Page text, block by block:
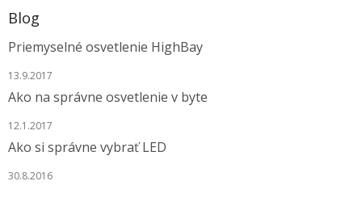
Blog
Priemyselné osvetlenie HighBay
13.9.2017
Ako na správne osvetlenie v byte
12.1.2017
Ako si správne vybrať LED
30.8.2016